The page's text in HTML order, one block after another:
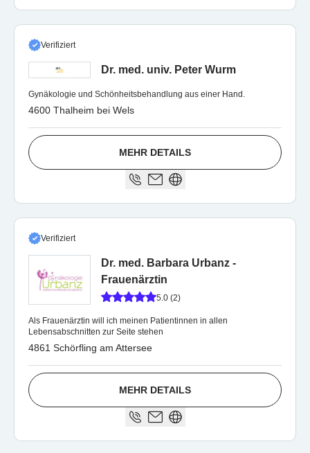
Verifiziert
Dr. med. univ. Peter Wurm
Gynäkologie und Schönheitsbehandlung aus einer Hand.
4600 Thalheim bei Wels
MEHR DETAILS
Verifiziert
Dr. med. Barbara Urbanz -
Frauenärztin
5.0 (2)
Als Frauenärztin will ich meinen Patientinnen in allen
Lebensabschnitten zur Seite stehen
4861 Schörfling am Attersee
MEHR DETAILS